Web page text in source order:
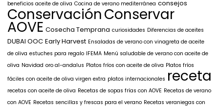
beneficios aceite de oliva Cocina de verano mediterránea consejos
ConservaciónConservar
AOVE Cosecha Temprana curiosidades Diferencias de aceites
DUBAI OOC Early Harvest Ensaladas de verano con vinagreta de aceite
de oliva estuches para regalo IFEMA Menú saludable de verano con aceite de
oliva Navidad oro al-andalus Platos fríos con aceite de oliva Platos fríos
fáciles con aceite de oliva virgen extra platos internacionales receta
recetas con aceite de oliva Recetas de sopas frías con AOVE Recetas de verano
con AOVE Recetas sencillas y frescas para el verano Recetas veraniegas con